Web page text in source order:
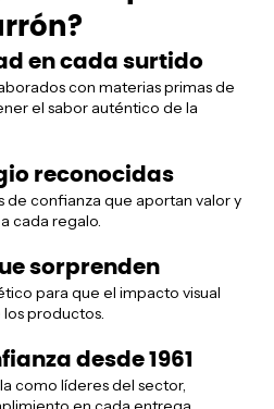
en cada surtido
con materias primas de
el sabor auténtico de la
reconocidas
de confianza que aportan valor y
cada regalo.
sorprenden
para que el impacto visual
productos.
desde 1961
como líderes del sector,